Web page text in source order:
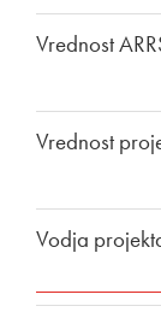
Vrednost
Vrednost
Vodja